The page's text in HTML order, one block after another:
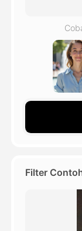
Blog
Filter